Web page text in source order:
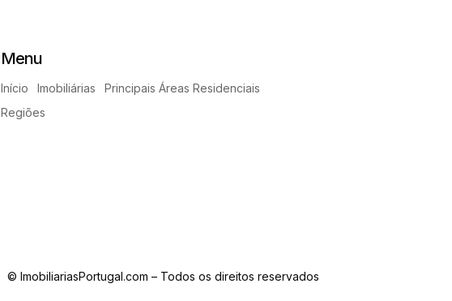
Menu
Início Imobiliárias
Principais Áreas Residenciais
Regiões
© ImobiliariasPortugal.com – Todos os direitos reservados